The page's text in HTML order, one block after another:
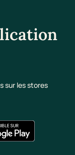
sur les stores